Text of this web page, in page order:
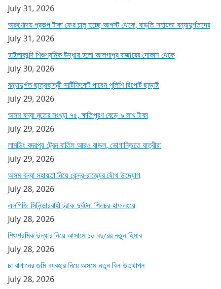
July 31, 2026
অরুণোদয় প্রকল্প টাকা ফের চালু হচ্ছে আগস্ট থেকে, বাড়তি সহায়তা বন্যাদুর্গতদের
July 31, 2026
হাইলাকান্দি শিশুশ্রমিক উদ্ধার হলো আলগাপুর বাজারের দোকান থেকে
July 30, 2026
বন্যাদুর্গত ছাত্রছাত্রী সার্টিফিকেট পাবেন পুলিশি রিপোর্ট ছাড়াই
July 29, 2026
অসম বন্যা মৃতের সংখ্যা ৭৫, ক্ষতিপূরণ বেড়ে ৯ লাখ টাকা
July 29, 2026
লামডিং বদরপুর ট্রেন বাতিল আরও বাড়ল, ভোগান্তিতে যাত্রীরা
July 29, 2026
অসম বন্যা সহায়তা নিয়ে কেন্দ্র-রাজ্যের যৌথ উদ্যোগ
July 28, 2026
এলপিজি সিলিন্ডারবাহী ট্রাক দুর্ঘটনা শিলচর-হাফলংয়ে
July 28, 2026
শিশুশ্রমিক উদ্ধার নিয়ে আসামে ১০ বছরের নতুন হিসাব
July 28, 2026
চা বাগানের জমি ব্যবহার নিয়ে অসমে নতুন বিল উত্থাপন
July 28, 2026